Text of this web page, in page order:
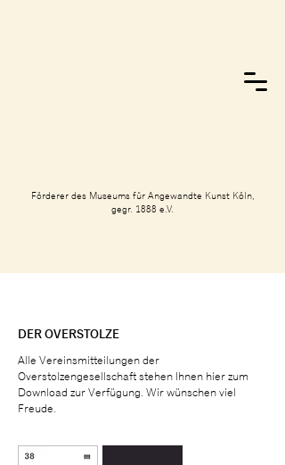
Förderer des Museums für Angewandte Kunst Köln,
gegr. 1888 e.V.
DER OVERSTOLZE
Alle Vereinsmitteilungen der
Overstolzengesellschaft stehen Ihnen hier zum
Download zur Verfügung. Wir wünschen viel
Freude.